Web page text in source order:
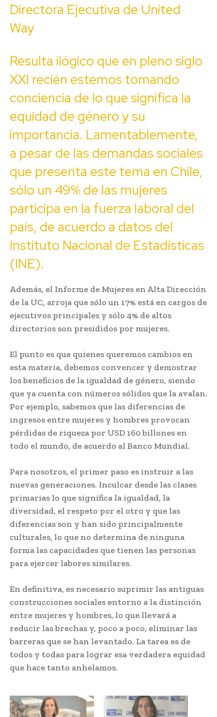
Directora Ejecutiva de United
Way
Resulta ilógico que en pleno siglo
XXI recién estemos tomando
conciencia de lo que significa la
equidad de género y su
importancia. Lamentablemente,
a pesar de las demandas sociales
que presenta este tema en Chile,
sólo un 49% de las mujeres
participa en la fuerza laboral del
país, de acuerdo a datos del
Instituto Nacional de Estadísticas
(INE).
Además, el Informe de Mujeres en Alta Dirección
de la UC, arroja que sólo un 17% está en cargos de
ejecutivos principales y sólo 4% de altos
directorios son presididos por mujeres.
El punto es que quienes queremos cambios en
esta materia, debemos convencer y demostrar
los beneficios de la igualdad de género, siendo
que ya cuenta con números sólidos que la avalan.
Por ejemplo, sabemos que las diferencias de
ingresos entre mujeres y hombres provocan
pérdidas de riqueza por USD 160 billones en
todo el mundo, de acuerdo al Banco Mundial.
Para nosotros, el primer paso es instruir a las
nuevas generaciones. Inculcar desde las clases
primarias lo que significa la igualdad, la
diversidad, el respeto por el otro y que las
diferencias son y han sido principalmente
culturales, lo que no determina de ninguna
forma las capacidades que tienen las personas
para ejercer labores similares.
En definitiva, es necesario suprimir las antiguas
construcciones sociales entorno a la distinción
entre mujeres y hombres, lo que llevará a
reducir las brechas y, poco a poco, eliminar las
barreras que se han levantado. La tarea es de
todos y todas para lograr esa verdadera equidad
que hace tanto anhelamos.